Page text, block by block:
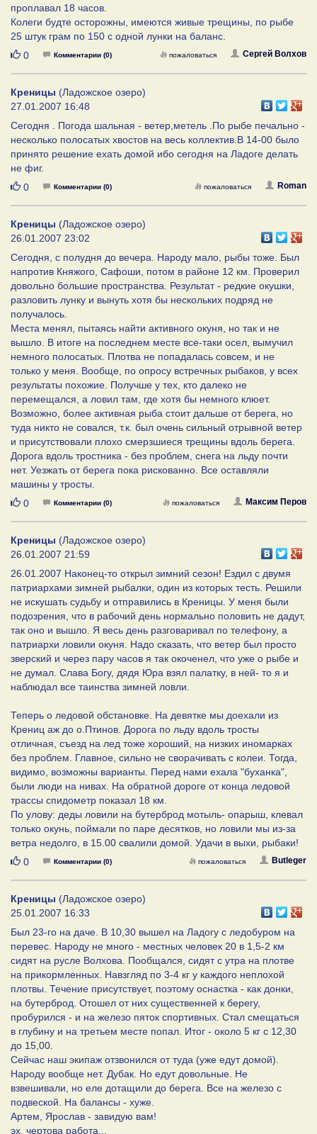
проплавал 18 часов.
Колеги будте осторожны, имеются живые трещины, по рыбе
25 штук грам по 150 с одной лунки на баланс.
Нравится
0 Комментарии (0) Сергей Волхов
пожаловаться
Креницы (Ладожское озеро)
27.01.2007 16:48
Сегодня . Погода шальная - ветер,метель .По рыбе печально -
несколько полосатых хвостов на весь коллектив.В 14-00 было
принято решение ехать домой ибо сегодня на Ладоге делать
не фиг.
Нравится
0 Комментарии (0) Roman
пожаловаться
Креницы (Ладожское озеро)
26.01.2007 23:02
Сегодня, с полудня до вечера. Народу мало, рыбы тоже. Был
напротив Княжого, Сафоши, потом в районе 12 км. Проверил
довольно большие пространства. Результат - редкие окушки,
разловить лунку и вынуть хотя бы нескольких подряд не
получалось.
Места менял, пытаясь найти активного окуня, но так и не
вышло. В итоге на последнем месте все-таки осел, вымучил
немного полосатых. Плотва не попадалась совсем, и не
только у меня. Вообще, по опросу встречных рыбаков, у всех
результаты похожие. Получше у тех, кто далеко не
перемещался, а ловил там, где хотя бы немного клюет.
Возможно, более активная рыба стоит дальше от берега, но
туда никто не совался, т.к. был очень сильный отрывной ветер
и присутствовали плохо смерзшиеся трещины вдоль берега.
Дорога вдоль тростника - без проблем, снега на льду почти
нет. Уезжать от берега пока рискованно. Все оставляли
машины у тросты.
Нравится
0 Комментарии (0) Максим Перов
пожаловаться
Креницы (Ладожское озеро)
26.01.2007 21:59
26.01.2007 Наконец-то открыл зимний сезон! Ездил с двумя
патриархами зимней рыбалки, один из которых тесть. Решили
не искушать судьбу и отправились в Креницы. У меня были
подозрения, что в рабочий день нормально половить не дадут,
так оно и вышло. Я весь день разговаривал по телефону, а
патриархи ловили окуня. Надо сказать, что ветер был просто
зверский и через пару часов я так окоченел, что уже о рыбе и
не думал. Слава Богу, дядя Юра взял палатку, в ней- то я и
наблюдал все таинства зимней ловли.
Теперь о ледовой обстановке. На девятке мы доехали из
Крениц аж до о.Птинов. Дорога по льду вдоль тросты
отличная, съезд на лед тоже хороший, на низких иномарках
без проблем. Главное, сильно не сворачивать с колеи. Тогда,
видимо, возможны варианты. Перед нами ехала "буханка",
были люди на нивах. На обратной дороге от конца ледовой
трассы спидометр показал 18 км.
По улову: деды ловили на бутерброд мотыль- опарыш, клевал
только окунь, поймали по паре десятков, но ловили мы из-за
ветра недолго, в 15.00 свалили домой. Удачи в выхи, рыбаки!
Нравится
0 Комментарии (0) Butleger
пожаловаться
Креницы (Ладожское озеро)
25.01.2007 16:33
Был 23-го на даче. В 10,30 вышел на Ладогу с ледобуром на
перевес. Народу не много - местных человек 20 в 1,5-2 км
сидят на русле Волхова. Пообщался, сидят с утра на плотве
на прикормленных. Навзгляд по 3-4 кг у каждого неплохой
плотвы. Течение присутствует, поэтому оснастка - как донки,
на бутерброд. Отошел от них существенней к берегу,
пробурился - и на железо пяток спортивных. Стал смещаться
в глубину и на третьем месте попал. Итог - около 5 кг с 12,30
до 15,00.
Сейчас наш экипаж отзвонился от туда (уже едут домой).
Народу вообще нет. Дубак. Но едут довольные. Не
взвешивали, но еле дотащили до берега. Все на железо с
подвеской. На балансы - хуже.
Артем, Ярослав - завидую вам!
эх, чертова работа...